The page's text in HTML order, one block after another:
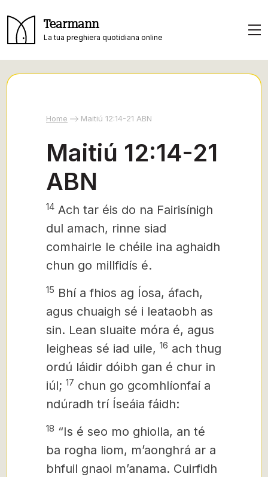
Tearmann
La tua preghiera quotidiana online
Home Maitiú 12:14-21 ABN
Maitiú 12:14-21
ABN
14 Ach tar éis do na Fairisínigh
dul amach, rinne siad
comhairle le chéile ina aghaidh
chun go millfidís é.
15 Bhí a fhios ag Íosa, áfach,
agus chuaigh sé i leataobh as
sin. Lean sluaite móra é, agus
leigheas sé iad uile, 16 ach thug
ordú láidir dóibh gan é chur in
iúl; 17 chun go gcomhlíonfaí a
ndúradh trí Íseáia fáidh:
18 “Is é seo mo ghiolla, an té
ba rogha liom, m’aonghrá ar a
bhfuil gnaoi m’anama. Cuirfidh